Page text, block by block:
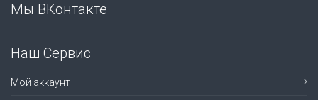
Мы ВКонтакте
Наш Сервис
Мой аккаунт